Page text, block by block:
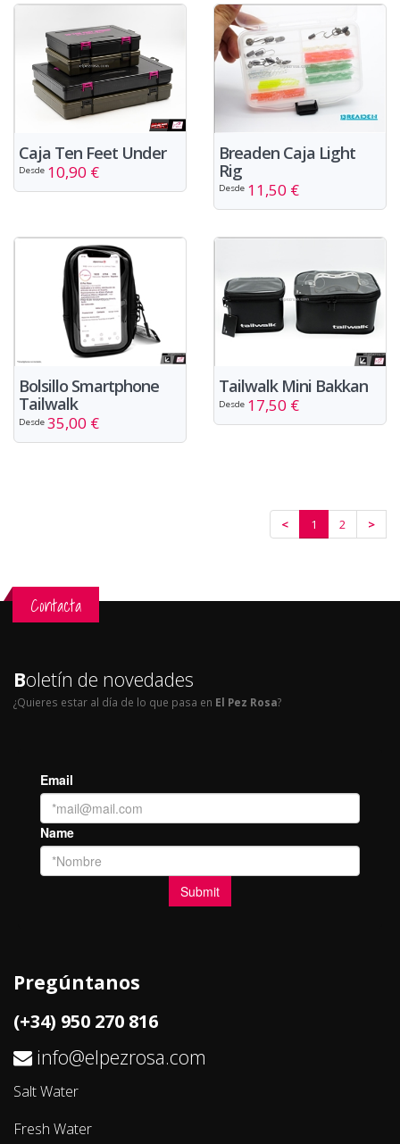
Caja Ten Feet Under
Desde 10,90 €
Breaden Caja Light
Rig
Desde 11,50 €
Bolsillo Smartphone
Tailwalk
Desde 35,00 €
Tailwalk Mini Bakkan
Desde 17,50 €
< 1 2 >
Contacta
Boletín de novedades
¿Quieres estar al día de lo que pasa en El Pez Rosa?
Pregúntanos
(+34) 950 270 816
info@elpezrosa.com
Salt Water
Fresh Water